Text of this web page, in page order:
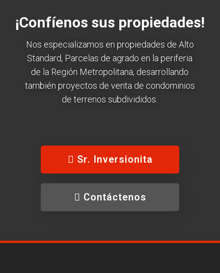
¡Confíenos sus propiedades!
Nos especializamos en propiedades de Alto
Standard, Parcelas de agrado en la periferia
de la Región Metropolitana, desarrollando
también proyectos de venta de condominios
de terrenos subdivididos.
Sr. Inversionita
Contáctenos